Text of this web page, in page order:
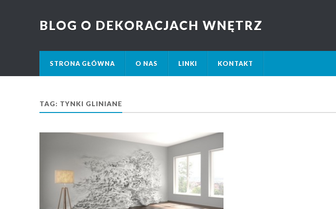
BLOG O DEKORACJACH WNĘTRZ
STRONA GŁÓWNA O NAS LINKI KONTAKT
TAG: TYNKI GLINIANE